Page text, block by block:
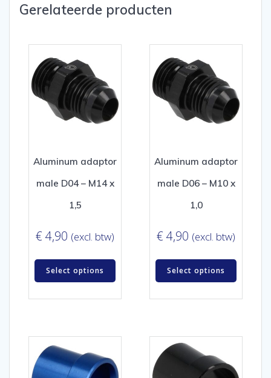
Gerelateerde producten
Aluminum adaptor
male D04 – M14 x
1,5
€ 4,90 (excl. btw)
Select options
Aluminum adaptor
male D06 – M10 x
1,0
€ 4,90 (excl. btw)
Select options